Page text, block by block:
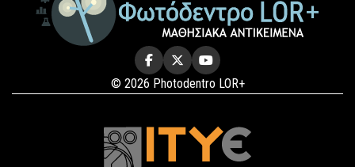
© 2026 Photodentro LOR+